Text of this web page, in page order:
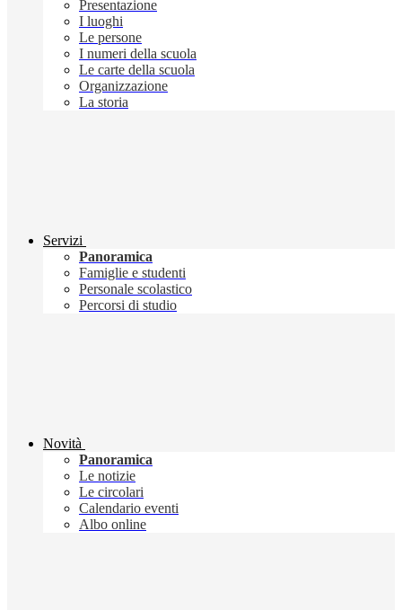
Presentazione
I luoghi
Le persone
I numeri della scuola
Le carte della scuola
Organizzazione
La storia
Servizi
Panoramica
Famiglie e studenti
Personale scolastico
Percorsi di studio
Novità
Panoramica
Le notizie
Le circolari
Calendario eventi
Albo online